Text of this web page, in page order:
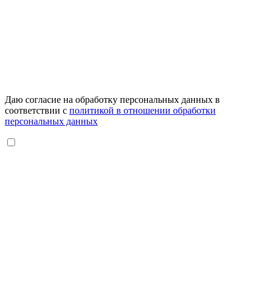
Даю согласие на обработку персональных данных в
соответствии с политикой в отношении обработки
персональных данных